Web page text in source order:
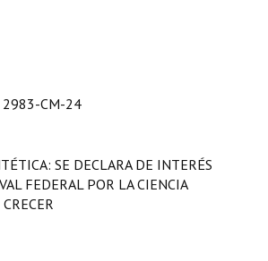
2983-CM-24
SE DECLARA DE INTERÉS
FEDERAL POR LA CIENCIA